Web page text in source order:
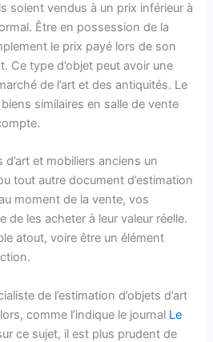
soient vendus à un prix inférieur à
Être en possession de la
le prix payé lors de son
Ce type d’objet peut avoir une
de l’art et des antiquités. Le
similaires en salle de vente
et mobiliers anciens un
tout autre document d’estimation
moment de la vente, vos
de les acheter à leur valeur réelle.
atout, voire être un élément
de l’estimation d’objets d’art
comme l’indique le journal Le
ce sujet, il est plus prudent de